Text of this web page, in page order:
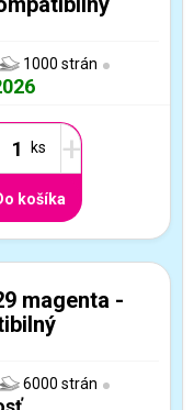
1000 strán
+
košíka
magenta -
6000 strán